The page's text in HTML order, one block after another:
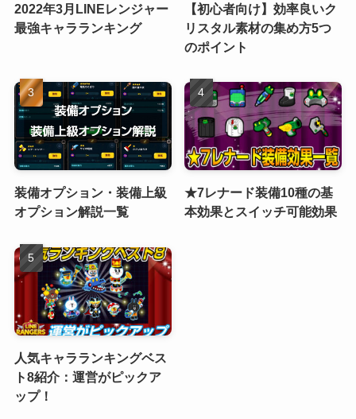
2022年3月LINEレンジャー
最強キャラランキング
【初心者向け】効率良いク
リスタル素材の集め方5つ
のポイント
装備オプション・装備上級
オプション解説一覧
★7レナード装備10種の基
本効果とスイッチ可能効果
人気キャラランキングベス
ト8紹介：運営がピックア
ップ！